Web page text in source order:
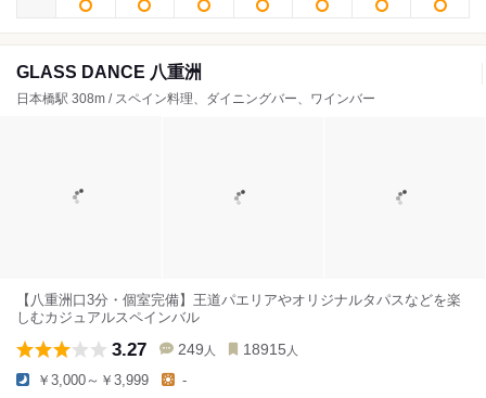
GLASS DANCE 八重洲
日本橋駅 308m / スペイン料理、ダイニングバー、ワインバー
【八重洲口3分・個室完備】王道パエリアやオリジナルタパスなどを楽
しむカジュアルスペインバル
3.27 249 人 18915 人
￥3,000～￥3,999 -